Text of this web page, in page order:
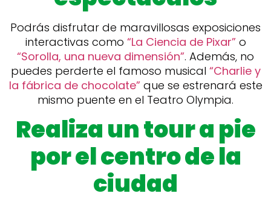
Podrás disfrutar de maravillosas exposiciones
interactivas como “La Ciencia de Pixar”o
“Sorolla, una nueva dimensión”. Además, no
puedes perderte el famoso musical “Charlie y
la fábrica de chocolate”que se estrenará este
mismo puente en el Teatro Olympia.
Realiza un tour a pie
por el centro de la
ciudad